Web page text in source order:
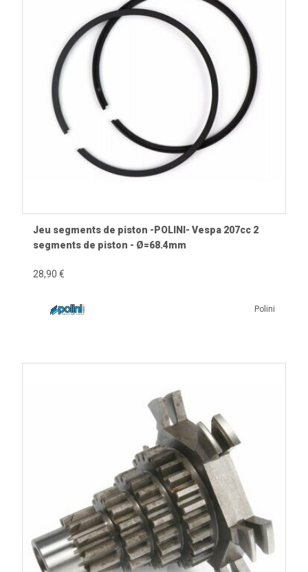
Jeu segments de piston -POLINI- Vespa 207cc 2
segments de piston - Ø=68.4mm
28,90 €
Polini